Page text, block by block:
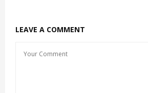
LEAVE A COMMENT